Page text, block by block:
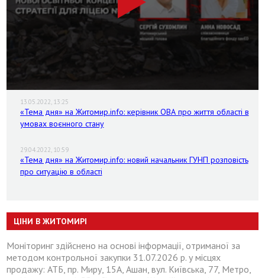
13.05.2022, 13:25
«Тема дня» на Житомир.info: керівник ОВА про життя області в
умовах воєнного стану
29.04.2022, 10:59
«Тема дня» на Житомир.info: новий начальник ГУНП розповість
про ситуацію в області
ЦІНИ В ЖИТОМИРІ
Моніторинг здійснено на основі інформації, отриманої за
методом контрольної закупки 31.07.2026 р. у місцях
продажу: АТБ, пр. Миру, 15А, Ашан, вул. Київська, 77, Метро,